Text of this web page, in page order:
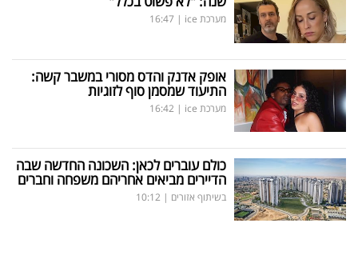
מערכת ice |
16:47
אופק אדנק והדס מסורי במשבר קשה:
התיעוד שמסמן סוף לזוגיות
מערכת ice |
16:42
כולם עוברים לכאן: השכונה החדשה שבה
הדיירים מביאים אחריהם משפחה וחברים
בשיתוף אזורים |
10:12